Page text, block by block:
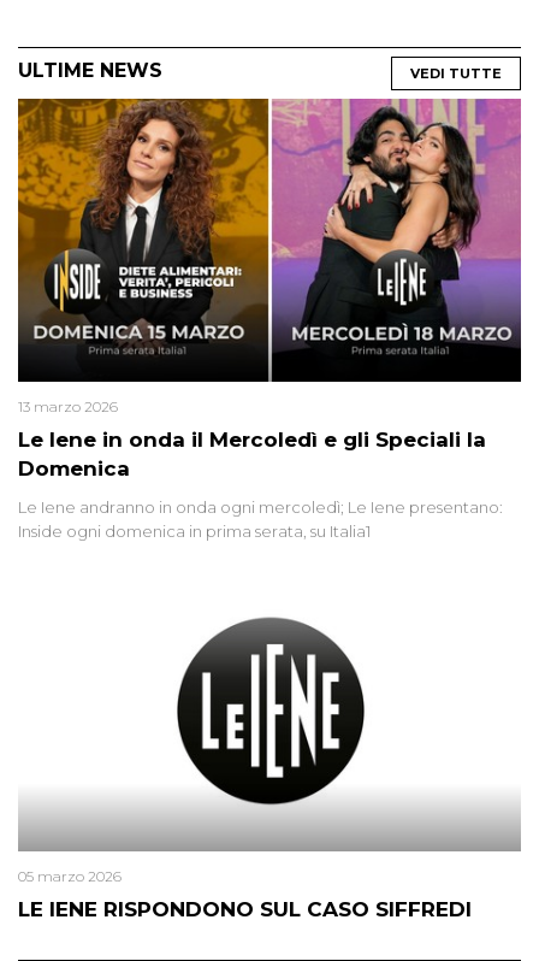
ULTIME NEWS VEDI TUTTE
Le Iene in onda il Mercoledì e gli Speciali la
Domenica
13 marzo 2026
Le Iene andranno in onda ogni mercoledì; Le Iene presentano:
Inside ogni domenica in prima serata, su Italia1
LE IENE RISPONDONO SUL CASO SIFFREDI
05 marzo 2026